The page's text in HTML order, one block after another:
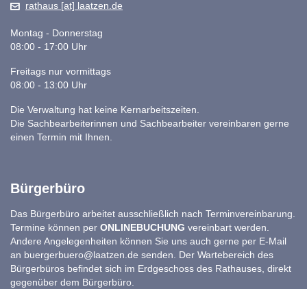
rathaus [at] laatzen.de
Montag - Donnerstag
08:00 - 17:00 Uhr
Freitags nur vormittags
08:00 - 13:00 Uhr
Die Verwaltung hat keine Kernarbeitszeiten.
Die Sachbearbeiterinnen und Sachbearbeiter vereinbaren gerne
einen Termin mit Ihnen.
Bürgerbüro
Das Bürgerbüro arbeitet ausschließlich nach Terminvereinbarung.
Termine können per ONLINEBUCHUNG vereinbart werden.
Andere Angelegenheiten können Sie uns auch gerne per E-Mail
an buergerbuero@laatzen.de senden. Der Wartebereich des
Bürgerbüros befindet sich im Erdgeschoss des Rathauses, direkt
gegenüber dem Bürgerbüro.